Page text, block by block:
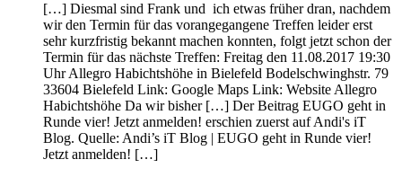
[…] Diesmal sind Frank und ich etwas früher dran, nachdem
wir den Termin für das vorangegangene Treffen leider erst
sehr kurzfristig bekannt machen konnten, folgt jetzt schon der
Termin für das nächste Treffen: Freitag den 11.08.2017 19:30
Uhr Allegro Habichtshöhe in Bielefeld Bodelschwinghstr. 79
33604 Bielefeld Link: Google Maps Link: Website Allegro
Habichtshöhe Da wir bisher […] Der Beitrag EUGO geht in
Runde vier! Jetzt anmelden! erschien zuerst auf Andi's iT
Blog. Quelle: Andi’s iT Blog | EUGO geht in Runde vier!
Jetzt anmelden! […]